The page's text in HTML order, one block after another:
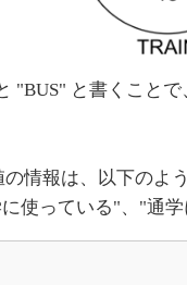
"BUS" と書くこと
情報は、以下のよ
使っている"、"通